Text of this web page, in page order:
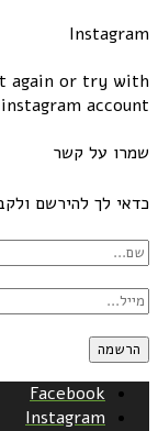
Instagram
again or try with
account.
שמרו על קשר
כדאי לך להירשם
Facebook
Instagram